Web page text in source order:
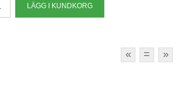
« = »